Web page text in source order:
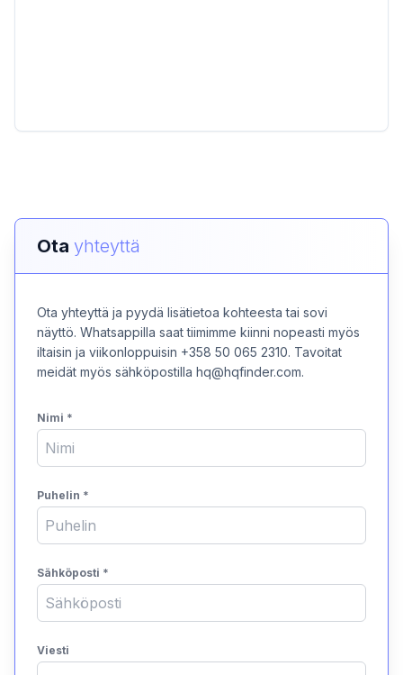
Ota yhteyttä
Ota yhteyttä ja pyydä lisätietoa kohteesta tai sovi
näyttö. Whatsappilla saat tiimimme kiinni nopeasti myös
iltaisin ja viikonloppuisin +358 50 065 2310. Tavoitat
meidät myös sähköpostilla hq@hqfinder.com.
Nimi *
Puhelin *
Sähköposti *
Viesti